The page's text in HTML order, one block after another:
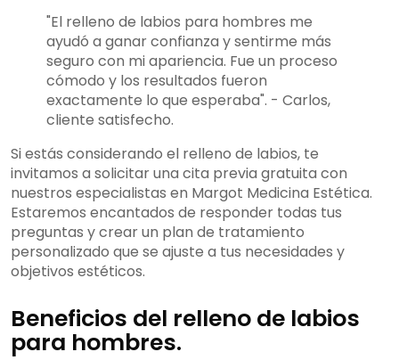
"El relleno de labios para hombres me
ayudó a ganar confianza y sentirme más
seguro con mi apariencia. Fue un proceso
cómodo y los resultados fueron
exactamente lo que esperaba". - Carlos,
cliente satisfecho.
Si estás considerando el relleno de labios, te
invitamos a solicitar una cita previa gratuita con
nuestros especialistas en Margot Medicina Estética.
Estaremos encantados de responder todas tus
preguntas y crear un plan de tratamiento
personalizado que se ajuste a tus necesidades y
objetivos estéticos.
Beneficios del relleno de labios
para hombres.